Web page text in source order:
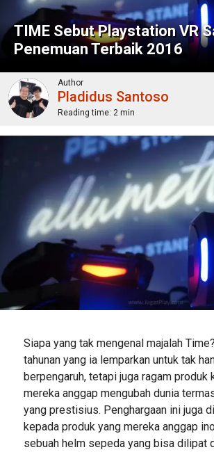
TIME Sebut Playstation VR
Penemuan Terbaik 2016
Author
Pladidus Santoso
Reading time: 2 min
Siapa yang tak mengenal majalah
tahunan yang ia lemparkan untuk tak
berpengaruh, tetapi juga ragam produk
mereka anggap mengubah dunia
yang prestisius. Penghargaan ini juga
kepada produk yang mereka anggap
sebuah helm sepeda yang bisa dilipat